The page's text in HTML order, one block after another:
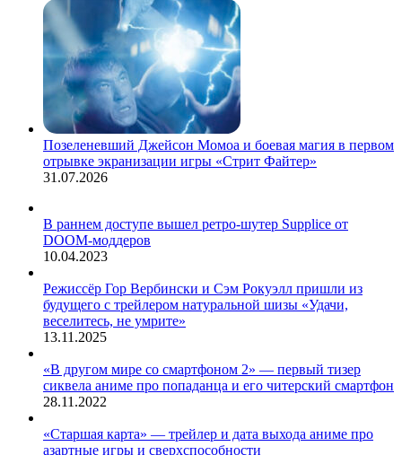
Позеленевший Джейсон Момоа и боевая магия в первом
отрывке экранизации игры «Стрит Файтер»
31.07.2026
В раннем доступе вышел ретро-шутер Supplice от
DOOM-моддеров
10.04.2023
Режиссёр Гор Вербински и Сэм Рокуэлл пришли из
будущего с трейлером натуральной шизы «Удачи,
веселитесь, не умрите»
13.11.2025
«В другом мире со смартфоном 2» — первый тизер
сиквела аниме про попаданца и его читерский смартфон
28.11.2022
«Старшая карта» — трейлер и дата выхода аниме про
азартные игры и сверхспособности